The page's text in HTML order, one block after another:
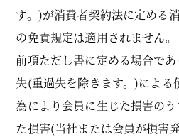
す。)が消費者契約法に定める
の免責規定は適用されません。
前項ただし書に定める場合で
失(重過失を除きます。)による
為により会員に生じた損害の
た損害(当社または会員が損害